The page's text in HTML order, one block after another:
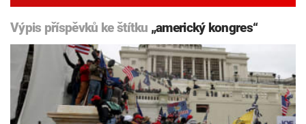
Výpis příspěvků ke štítku „americký kongres“